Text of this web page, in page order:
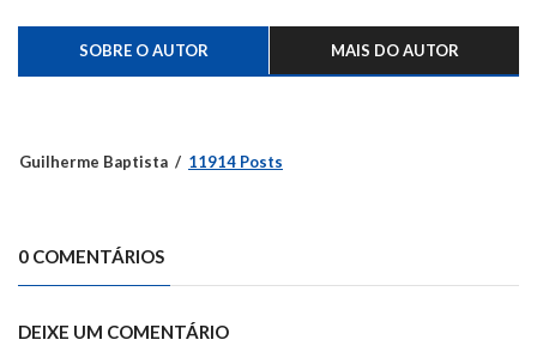
SOBRE O AUTOR MAIS DO AUTOR
Guilherme Baptista 11914 Posts
0 COMENTÁRIOS
DEIXE UM COMENTÁRIO